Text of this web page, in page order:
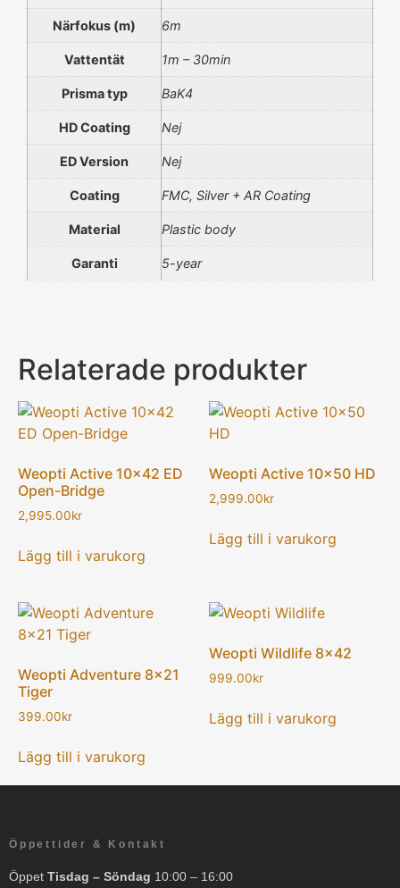
Närfokus (m) 6m
Vattentät 1m – 30min
Prisma typ BaK4
HD Coating Nej
ED Version Nej
Coating FMC, Silver + AR Coating
Material Plastic body
Garanti 5-year
Relaterade produkter
Weopti Active 10×42 ED
Open-Bridge
2,995.00kr
Lägg till i varukorg
Weopti Active 10×50 HD
2,999.00kr
Lägg till i varukorg
Weopti Adventure 8×21
Tiger
399.00kr
Lägg till i varukorg
Weopti Wildlife 8×42
999.00kr
Lägg till i varukorg
Öppettider & Kontakt
Öppet Tisdag – Söndag 10:00 – 16:00